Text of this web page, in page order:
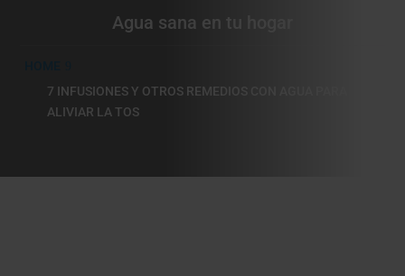
Agua sana en tu hogar
7 INFUSIONES Y OTROS REMEDIOS CON AGUA PARA
ALIVIAR LA TOS